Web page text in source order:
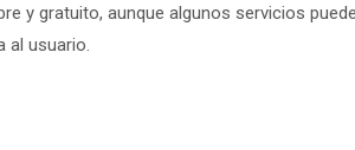
y gratuito, aunque algunos servicios
al usuario.